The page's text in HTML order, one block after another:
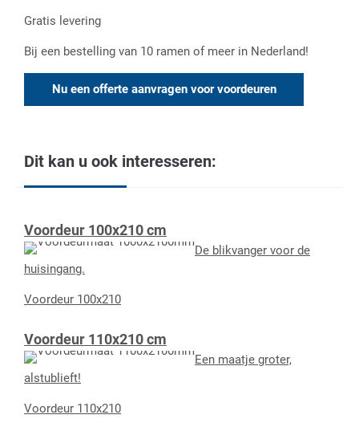
Gratis levering
Bij een bestelling van 10 ramen of meer in Nederland!
Nu een offerte aanvragen voor voordeuren
Dit kan u ook interesseren:
Voordeur 100x210 cm
De blikvanger voor de
huisingang.
Voordeur 100x210
Voordeur 110x210 cm
Een maatje groter,
alstublieft!
Voordeur 110x210